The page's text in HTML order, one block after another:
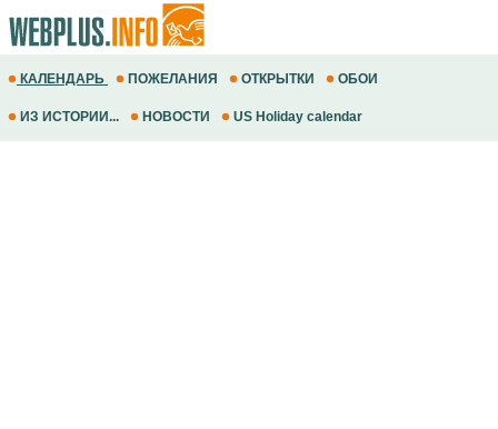
КАЛЕНДАРЬ ПОЖЕЛАНИЯ ОТКРЫТКИ ОБОИ
ИЗ ИСТОРИИ... НОВОСТИ US Holiday calendar